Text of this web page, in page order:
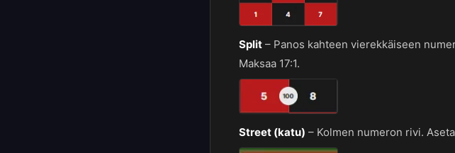
Split – Panos kahteen vierekkäiseen
Maksaa 17:1.
Street (katu) – Kolmen numeron rivi.